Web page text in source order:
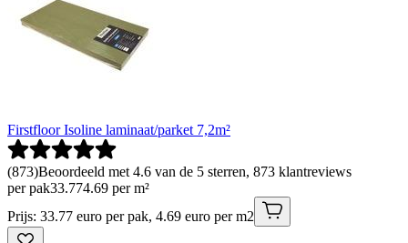
Firstfloor Isoline laminaat/parket 7,2m²
(873)Beoordeeld met 4.6 van de 5 sterren, 873 klantreviews
per pak33.774.69 per m²
Prijs: 33.77 euro per pak, 4.69 euro per m2